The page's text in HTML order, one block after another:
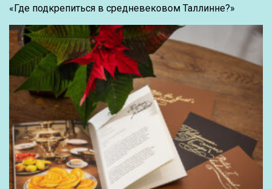
«Где подкрепиться в средневековом Таллинне?»